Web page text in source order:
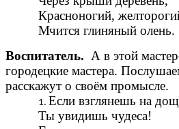
Красноногий,
Мчится глиняный олень.
Воспитатель. А в этой
городецкие мастера.
расскажут о своём промысле.
Если взглянешь на
Ты увидишь чудеса!